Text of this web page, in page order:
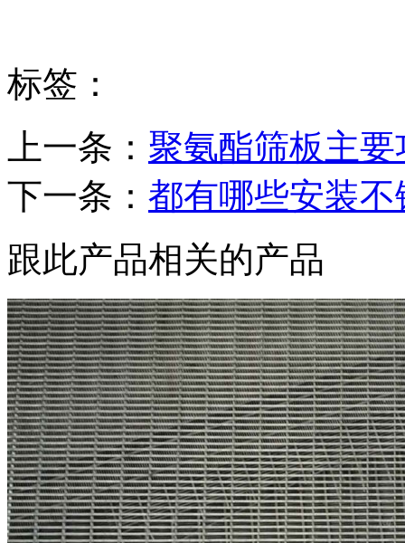
标签：
上一条： 聚氨酯筛板主
下一条： 都有哪些安装
跟此产品相关的产品